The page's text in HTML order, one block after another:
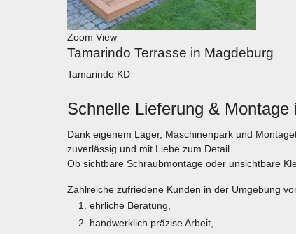
Zoom View
Tamarindo Terrasse in Magdeburg
Tamarindo KD
Schnelle Lieferung &
Dank eigenem Lager, Maschinenpark und
zuverlässig und mit Liebe zum Detail.
Ob sichtbare Schraubmontage oder unsichtbare
Zahlreiche zufriedene Kunden in der Umgebung
ehrliche Beratung,
handwerklich präzise Arbeit,